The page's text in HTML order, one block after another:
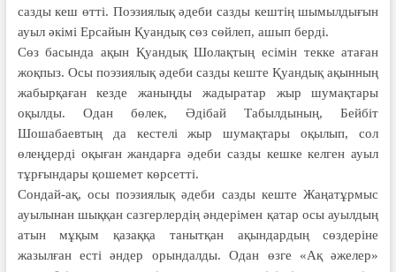
сазды кеш өтті. Поэзиялық әдеби сазды кештің шымылдығын
ауыл әкімі Ерсайын Қуандық сөз сөйлеп, ашып берді.
Сөз басында ақын Қуандық Шолақтың есімін текке атаған
жоқпыз. Осы поэзиялық әдеби сазды кеште Қуандық ақынның
жабырқаған кезде жаныңды жадыратар жыр шумақтары
оқылды. Одан бөлек, Әдібай Табылдының, Бейбіт
Шошабаевтың да кестелі жыр шумақтары оқылып, сол
өлеңдерді оқыған жандарға әдеби сазды кешке келген ауыл
тұрғындары қошемет көрсетті.
Сондай-ақ, осы поэзиялық әдеби сазды кеште Жаңатұрмыс
ауылынан шыққан сазгерлердің әндерімен қатар осы ауылдың
атын мұқым қазаққа танытқан ақындардың сөздеріне
жазылған есті әндер орындалды. Одан өзге «Ақ әжелер»